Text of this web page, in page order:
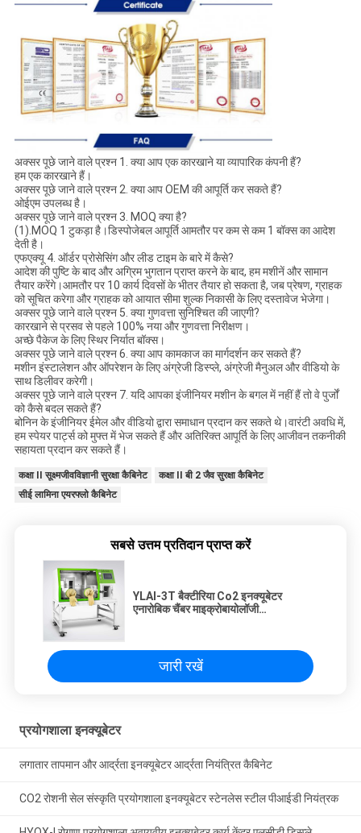
अक्सर पूछे जाने वाले प्रश्न 1. क्या आप एक कारखाने या व्यापारिक कंपनी हैं?
हम एक कारखाने हैं।
अक्सर पूछे जाने वाले प्रश्न 2. क्या आप OEM की आपूर्ति कर सकते हैं?
ओईएम उपलब्ध है।
अक्सर पूछे जाने वाले प्रश्न 3. MOQ क्या है?
(1).MOQ 1 टुकड़ा है।डिस्पोजेबल आपूर्ति आमतौर पर कम से कम 1 बॉक्स का आदेश
देती है।
एफएक्यू 4. ऑर्डर प्रोसेसिंग और लीड टाइम के बारे में कैसे?
आदेश की पुष्टि के बाद और अग्रिम भुगतान प्राप्त करने के बाद, हम मशीनें और सामान
तैयार करेंगे।आमतौर पर 10 कार्य दिवसों के भीतर तैयार हो सकता है, जब प्रेषण, ग्राहक
को सूचित करेगा और ग्राहक को आयात सीमा शुल्क निकासी के लिए दस्तावेज भेजेगा।
अक्सर पूछे जाने वाले प्रश्न 5. क्या गुणवत्ता सुनिश्चित की जाएगी?
कारखाने से प्रसव से पहले 100% नया और गुणवत्ता निरीक्षण।
अच्छे पैकेज के लिए स्थिर निर्यात बॉक्स।
अक्सर पूछे जाने वाले प्रश्न 6. क्या आप कामकाज का मार्गदर्शन कर सकते हैं?
मशीन इंस्टालेशन और ऑपरेशन के लिए अंग्रेजी डिस्प्ले, अंग्रेजी मैनुअल और वीडियो के
साथ डिलीवर करेगी।
अक्सर पूछे जाने वाले प्रश्न 7. यदि आपका इंजीनियर मशीन के बगल में नहीं हैं तो वे पुर्जों
को कैसे बदल सकते हैं?
बोनिन के इंजीनियर ईमेल और वीडियो द्वारा समाधान प्रदान कर सकते थे।वारंटी अवधि में,
हम स्पेयर पार्ट्स को मुफ्त में भेज सकते हैं और अतिरिक्त आपूर्ति के लिए आजीवन तकनीकी
सहायता प्रदान कर सकते हैं।
कक्षा II सूक्ष्मजीवविज्ञानी सुरक्षा कैबिनेट
कक्षा II बी 2 जैव सुरक्षा कैबिनेट
सीई लामिना एयरफ्लो कैबिनेट
सबसे उत्तम प्रतिदान प्राप्त करें
YLAI-3T बैक्टीरिया Co2 इनक्यूबेटर
एनारोबिक चैंबर माइक्रोबायोलॉजी
जारी रखें
प्रयोगशाला इनक्यूबेटर
लगातार तापमान और आर्द्रता इनक्यूबेटर आर्द्रता नियंत्रित कैबिनेट
CO2 रोशनी सेल संस्कृति प्रयोगशाला इनक्यूबेटर स्टेनलेस स्टील पीआईडी ​​​​नियंत्रक